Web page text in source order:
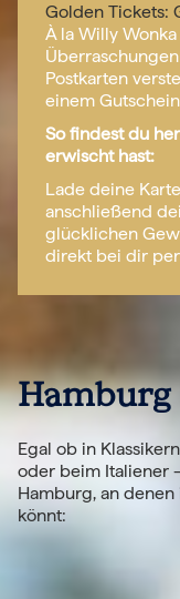
Golden Tickets:
À la Willy
Postkarten
einem
So findest du
erwischt hast:
Lade deine
anschließend
glücklichen
direkt bei dir
Hamburg
Egal ob in
oder beim Italiener
Hamburg, an
könnt: